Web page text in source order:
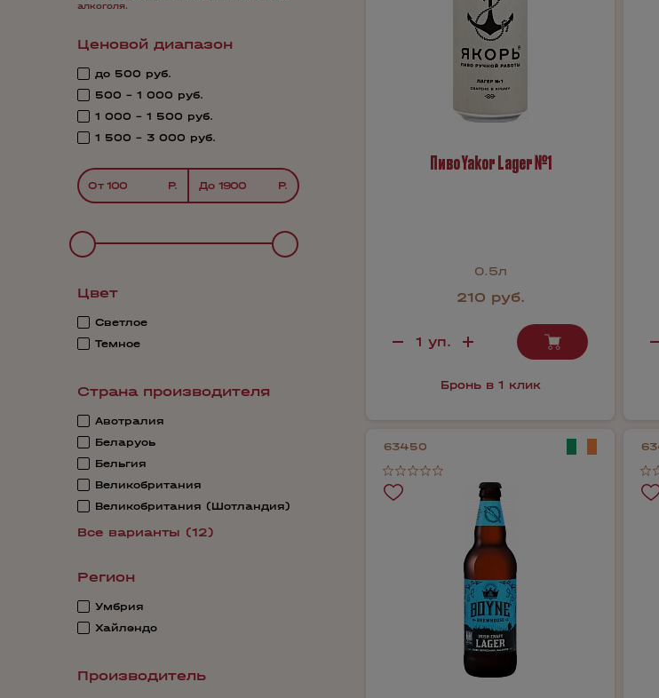
алкоголя.
Ценовой диапазон
до 500 руб.
500 - 1 000 руб.
1 000 - 1 500 руб.
1 500 - 3 000 руб.
От До
Цвет
Светлое
Темное
Страна производителя
Австралия
Беларусь
Бельгия
Великобритания
Великобритания (Шотландия)
Все варианты (12)
Регион
Умбрия
Хайлэндс
Производитель
Пиво Yakor Lager №1
0.5л
210 руб.
Бронь в 1 клик
63450